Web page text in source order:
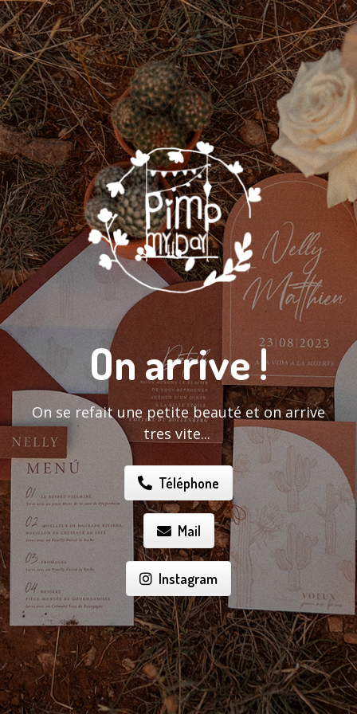
On arrive !
On se refait une petite beauté et on arrive
tres vite...
Téléphone
Mail
Instagram